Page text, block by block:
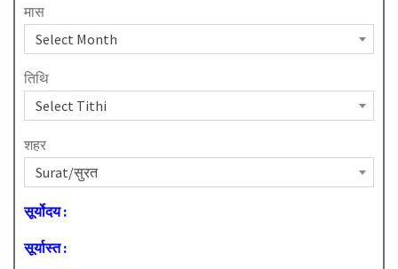
मास
Select Month
तिथि
Select Tithi
शहर
Surat/सुरत
सूर्योदय :
सूर्यास्त :